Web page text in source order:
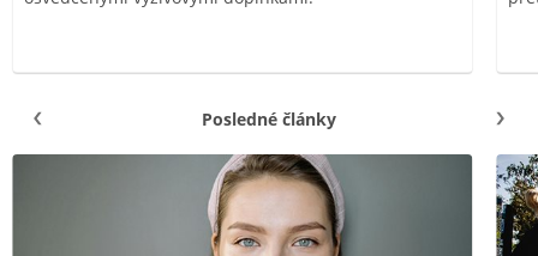
Posledné články